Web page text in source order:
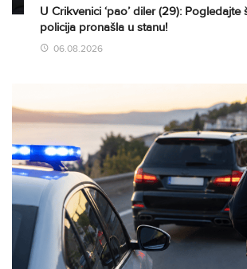
U Crikvenici ‘pao’ diler (29): Pogledajte
policija pronašla u stanu!
06.08.2026